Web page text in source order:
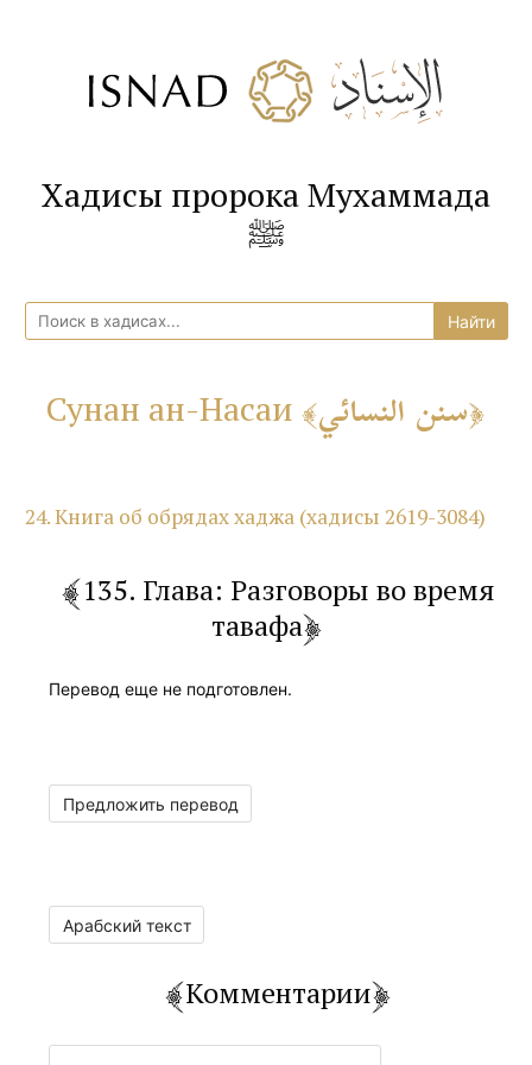
Хадисы пророка Мухаммада
ﷺ
Сунан ан-Насаи سنن النسائي
24. Книга об обрядах хаджа (хадисы 2619-3084)
135. Глава: Разговоры во время
тавафа
Перевод еще не подготовлен.
Предложить перевод
Арабский текст
Комментарии